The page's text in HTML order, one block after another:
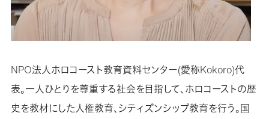
NPO法人ホロコースト教育資料センター(愛称Kokoro)代
表。一人ひとりを尊重する社会を目指して、ホロコーストの歴
史を教材にした人権教育、シティズンシップ教育を行う。国